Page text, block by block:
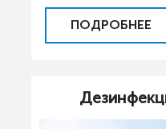
ПОДРОБНЕЕ